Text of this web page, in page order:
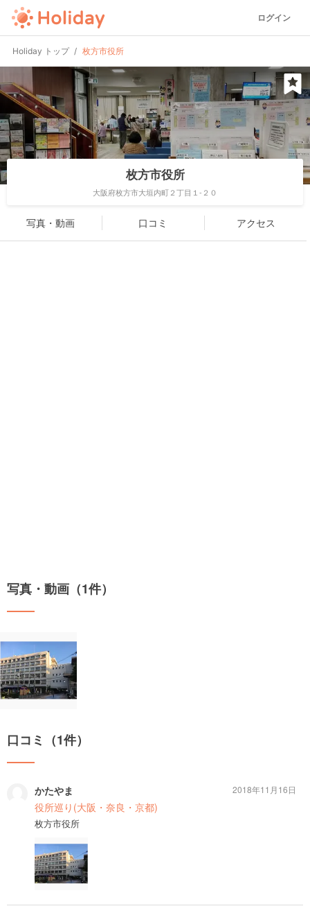
ログイン
Holiday トップ 枚方市役所
枚方市役所
大阪府枚方市大垣内町２丁目１-２０
写真・動画 口コミ アクセス
写真・動画（1件）
口コミ（1件）
かたやま
役所巡り(大阪・奈良・京都)
枚方市役所
2018年11月16日